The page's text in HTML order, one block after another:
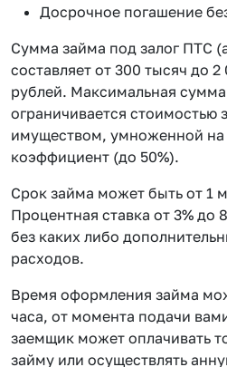
Досрочное погашение
Сумма займа под залог ПТС
составляет от 300 тысяч до
рублей. Максимальная
ограничивается стоимостью
имуществом, умноженной
коэффициент (до 50%).
Срок займа может быть от 1
Процентная ставка от 3% до
без каких либо
расходов.
Время оформления займа
часа, от момента подачи
заемщик может оплачивать
займу или осуществлять